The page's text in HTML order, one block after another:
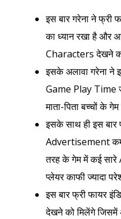
इस बार गरेना ने फ्री
का ध्यान रखा है और
Characters देखने
इसके अलावा गरेना
Game Play Time
माता-पिता बच्चों
इसके साथ ही इस बार
Advertisement
तरह के गेम में कई
प्लेयर काफी ज्यादा
इस बार फ्री फायर
देखने को मिलेंगे जिसमें